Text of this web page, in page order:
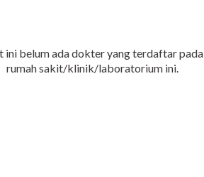
ini belum ada dokter yang terdaftar pada
rumah sakit/klinik/laboratorium ini.